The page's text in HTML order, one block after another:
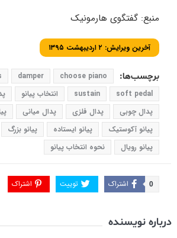
منبع: گفتگوی هارمونیک
آخرین ویرایش: ۲ اردیبهشت ۱۳۹۵
برچسب‌ها: choose piano
damper
soft pedal
sustain انتخاب پیانو
پدال چوبی
پدال فلزی پدال میانی
پیانو آکوستیک
پیانو ایستاده پیانو بزرگ
پیانو رویال
نحوه انتخاب پیانو
اشتراک 0 توییت اشتراک
درباره نویسنده